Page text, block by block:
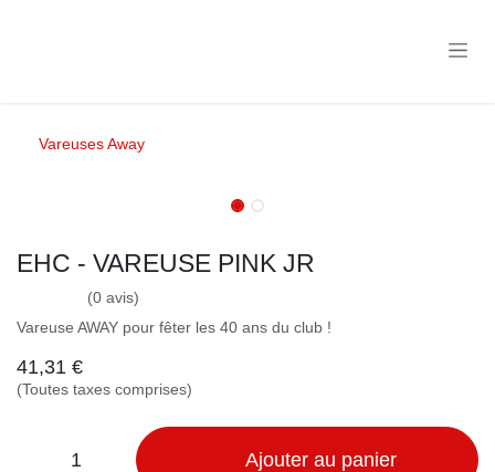
Vareuses Away
EHC - VAREUSE PINK JR
(0 avis)
Vareuse AWAY pour fêter les 40 ans du club !
41,31 €
(Toutes taxes comprises)
Ajouter au panier